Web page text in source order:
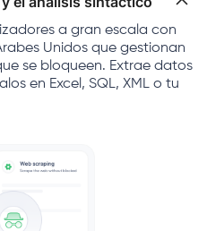
a gran escala con
Unidos que gestionan
se bloqueen. Extrae datos
en Excel, SQL, XML o tu